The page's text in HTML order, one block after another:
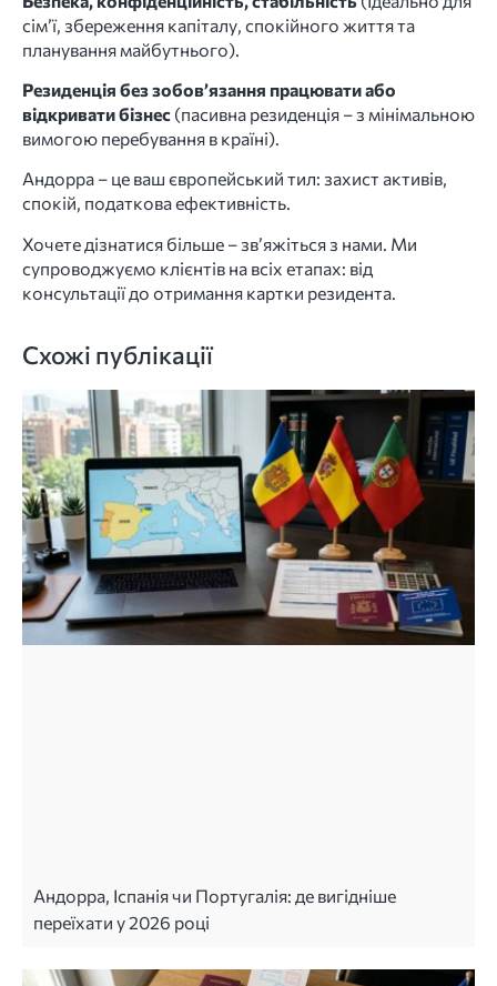
сім’ї, збереження капіталу, спокійного життя та
планування майбутнього).
Резиденція без зобов’язання працювати або
відкривати бізнес (пасивна резиденція – з мінімальною
вимогою перебування в країні).
Андорра – це ваш європейський тил: захист активів,
спокій, податкова ефективність.
Хочете дізнатися більше – зв’яжіться з нами. Ми
супроводжуємо клієнтів на всіх етапах: від
консультації до отримання картки резидента.
Схожі публікації
Андорра, Іспанія чи Португалія: де вигідніше
переїхати у 2026 році